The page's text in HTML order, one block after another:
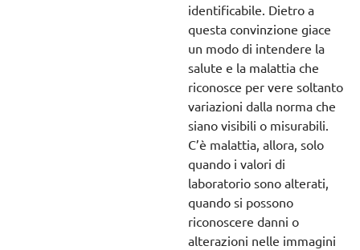
identificabile. Dietro a
questa convinzione giace
un modo di intendere la
salute e la malattia che
riconosce per vere soltanto
variazioni dalla norma che
siano visibili o misurabili.
C’è malattia, allora, solo
quando i valori di
laboratorio sono alterati,
quando si possono
riconoscere danni o
alterazioni nelle immagini